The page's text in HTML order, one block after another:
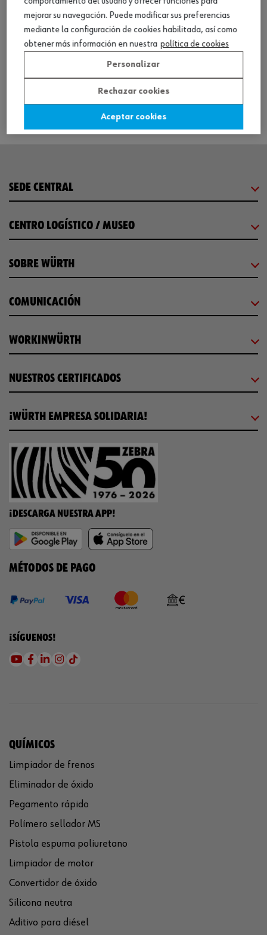
Cuerda para toldos y lonas, plástico
SEDE CENTRAL
CENTRO LOGÍSTICO / MUSEO
SOBRE WÜRTH
COMUNICACIÓN
WORKINWÜRTH
NUESTROS CERTIFICADOS
¡WÜRTH EMPRESA SOLIDARIA!
¡DESCARGA NUESTRA APP!
MÉTODOS DE PAGO
¡SÍGUENOS!
QUÍMICOS
Limpiador de frenos
Eliminador de óxido
Pegamento rápido
Polímero sellador MS
Pistola espuma poliuretano
Limpiador de motor
Convertidor de óxido
Silicona neutra
Aditivo para diésel
mejorar su navegación. Puede modificar sus preferencias
mediante la configuración de cookies habilitada, así como
obtener más información en nuestra política de cookies
Personalizar
Rechazar cookies
Aceptar cookies